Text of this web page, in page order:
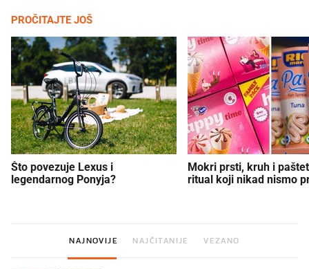
PROČITAJTE JOŠ
Što povezuje Lexus i
legendarnog Ponyja?
Mokri prsti, kruh i
ritual koji nikad nismo
NAJNOVIJE NAJČITANIJE VEZANO